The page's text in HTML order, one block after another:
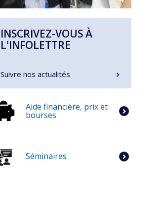
INSCRIVEZ-VOUS À
L'INFOLETTRE
Suivre nos actualités
Aide financière, prix et
bourses
Séminaires